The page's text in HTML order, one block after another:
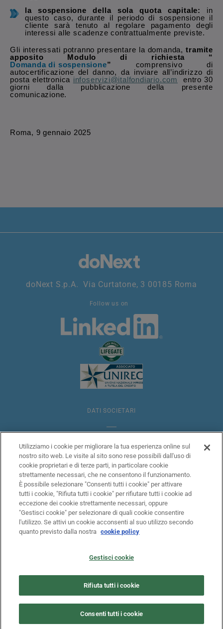
la sospensione della sola quota capitale:
in
questo caso, durante il periodo di sospensione il
cliente sarà tenuto al regolare pagamento degli
interessi alle scadenze contrattualmente previste.
Gli interessati potranno presentare la domanda,tramite
apposito Modulo di richiesta “
Domanda di sospensione” comprensivo di
autocertificazione del danno, da inviare all’indirizzo di
posta elettronica infoservizi@italfondiario.com
entro 30
giorni dalla pubblicazione della presente
comunicazione.
Roma, 9 gennaio 2025
doNext S.p.A. Via Curtatone, 3 00185 Roma
Follow us on
DATI SOCIETARI
NOTE LEGALI
ANTIRICICLAGGIO
INFORMATIVA COOKIES
PILLAR III
Utilizziamo i cookie per migliorare la tua esperienza online sul
nostro sito web. Le visite al sito sono rese possibili dall'uso di
cookie proprietari e di terze parti, in particolare cookie
strettamente necessari, che ne consentono il funzionamento.
È possibile selezionare "Consenti tutti i cookie" per attivare
tutti i cookie, "Rifiuta tutti i cookie" per rifiutare tutti i cookie ad
eccezione dei cookie strettamente necessari, oppure
"Gestisci cookie" per selezionare di quali cookie consentire
l'utilizzo. Se attivi un cookie acconsenti al suo utilizzo secondo
quanto previsto dalla nostra cookie policy
Gestisci cookie
Rifiuta tutti i cookie
Consenti tutti i cookie